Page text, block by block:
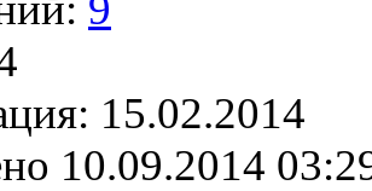
15.02.2014
10.09.2014